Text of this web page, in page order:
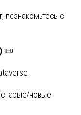
познакомьтесь с
) 📜
новые